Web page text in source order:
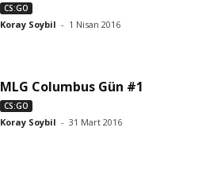
CS:GO
Koray Soybil - 1 Nisan 2016
MLG Columbus Gün #1
CS:GO
Koray Soybil - 31 Mart 2016